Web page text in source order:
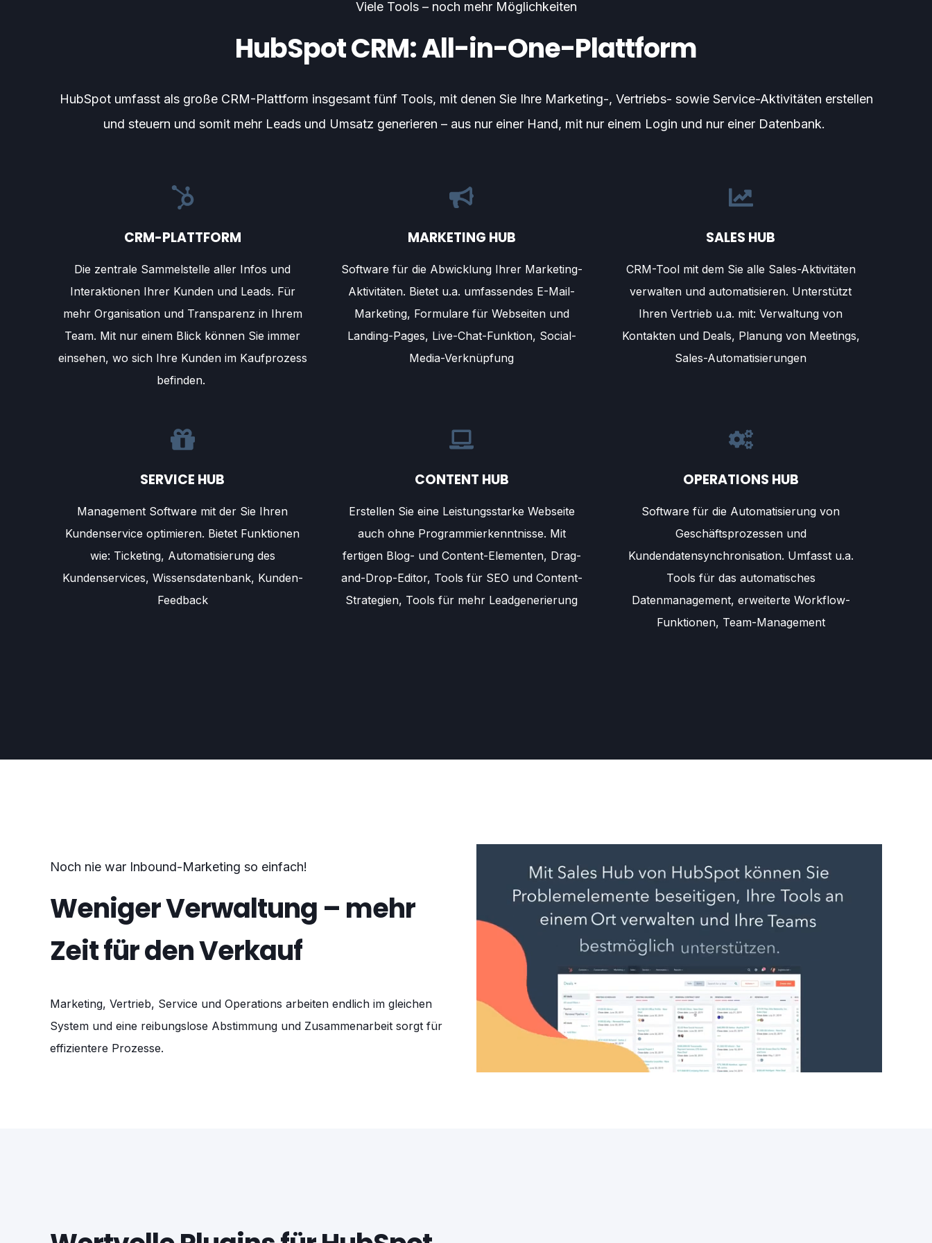
Viele Tools – noch mehr Möglichkeiten
HubSpot CRM: All-in-One-Plattform
HubSpot umfasst als große CRM-Plattform insgesamt fünf Tools, mit denen Sie Ihre Marketing-, Vertriebs- sowie Service-Aktivitäten erstellen
und steuern und somit mehr Leads und Umsatz generieren – aus nur einer Hand, mit nur einem Login und nur einer Datenbank.
CRM-PLATTFORM
Die zentrale Sammelstelle aller Infos und
Interaktionen Ihrer Kunden und Leads. Für
mehr Organisation und Transparenz in Ihrem
Team. Mit nur einem Blick können Sie immer
einsehen, wo sich Ihre Kunden im Kaufprozess
befinden.
MARKETING HUB
Software für die Abwicklung Ihrer Marketing-
Aktivitäten. Bietet u.a. umfassendes E-Mail-
Marketing, Formulare für Webseiten und
Landing-Pages, Live-Chat-Funktion, Social-
Media-Verknüpfung
SALES HUB
CRM-Tool mit dem Sie alle Sales-Aktivitäten
verwalten und automatisieren. Unterstützt
Ihren Vertrieb u.a. mit: Verwaltung von
Kontakten und Deals, Planung von Meetings,
Sales-Automatisierungen
SERVICE HUB
Management Software mit der Sie Ihren
Kundenservice optimieren. Bietet Funktionen
wie: Ticketing, Automatisierung des
Kundenservices, Wissensdatenbank, Kunden-
Feedback
CONTENT HUB
Erstellen Sie eine Leistungsstarke Webseite
auch ohne Programmierkenntnisse. Mit
fertigen Blog- und Content-Elementen, Drag-
and-Drop-Editor, Tools für SEO und Content-
Strategien, Tools für mehr Leadgenerierung
OPERATIONS HUB
Software für die Automatisierung von
Geschäftsprozessen und
Kundendatensynchronisation. Umfasst u.a.
Tools für das automatisches
Datenmanagement, erweiterte Workflow-
Funktionen, Team-Management
Noch nie war Inbound-Marketing so einfach!
Weniger Verwaltung – mehr
Zeit für den Verkauf
Marketing, Vertrieb, Service und Operations arbeiten endlich im gleichen
System und eine reibungslose Abstimmung und Zusammenarbeit sorgt für
effizientere Prozesse.